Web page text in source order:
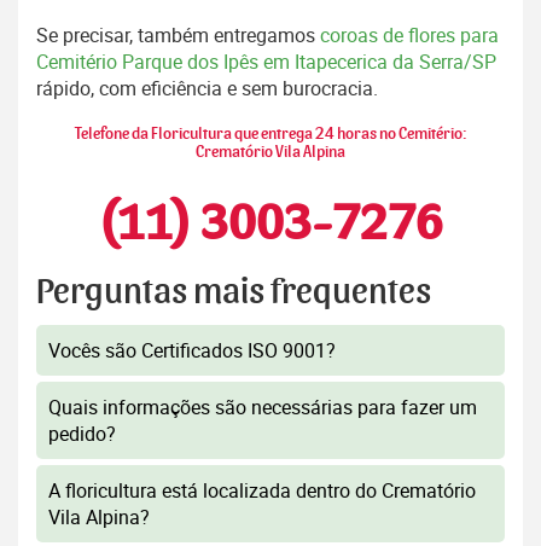
Se precisar, também entregamoscoroas de flores para
Cemitério Parque dos Ipês em Itapecerica da Serra/SP
rápido, com eficiência e sem burocracia.
Telefone da Floricultura que entrega 24 horas no Cemitério:
Crematório Vila Alpina
(11) 3003-7276
Perguntas mais frequentes
Vocês são Certificados ISO 9001?
Quais informações são necessárias para fazer um
pedido?
A floricultura está localizada dentro do Crematório
Vila Alpina?